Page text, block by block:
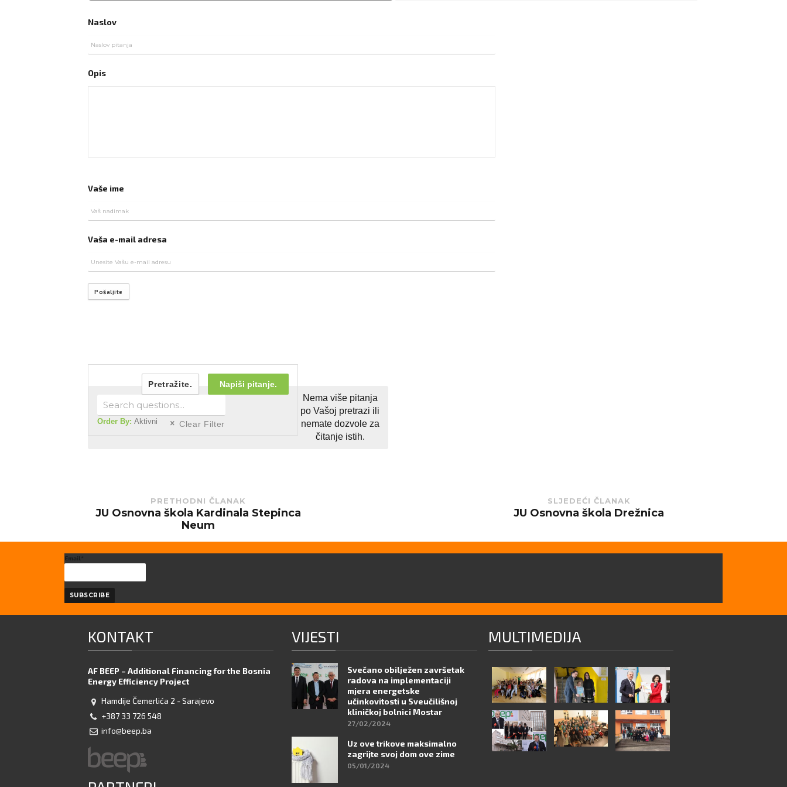
Naslov
Opis
Vaše ime
Vaša e-mail adresa
Pošaljite
Napiši pitanje.
Pretražite.
Order By:Aktivni Clear Filter
Nema više pitanja
po Vašoj pretrazi ili
nemate dozvole za
čitanje istih.
PRETHODNI ČLANAK
Previous
JU Osnovna škola Kardinala Stepinca
Neum
SLJEDEĆI ČLANAK
JU Osnovna škola Drežnica
Email*
KONTAKT
AF BEEP – Additional Financing for the Bosnia
Energy Efficiency Project
Hamdije Čemerlića 2 - Sarajevo
+387 33 726 548
info@beep.ba
VIJESTI
Svečano obilježen završetak
radova na implementaciji
mjera energetske
učinkovitosti u Sveučilišnoj
kliničkoj bolnici Mostar
27/02/2024
Uz ove trikove maksimalno
zagrijte svoj dom ove zime
05/01/2024
MULTIMEDIJA